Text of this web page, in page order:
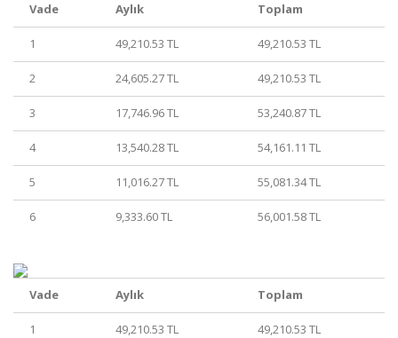
Vade Aylık Toplam
1 49,210.53 TL 49,210.53 TL
2 24,605.27 TL 49,210.53 TL
3 17,746.96 TL 53,240.87 TL
4 13,540.28 TL 54,161.11 TL
5 11,016.27 TL 55,081.34 TL
6 9,333.60 TL 56,001.58 TL
Vade Aylık Toplam
1 49,210.53 TL 49,210.53 TL